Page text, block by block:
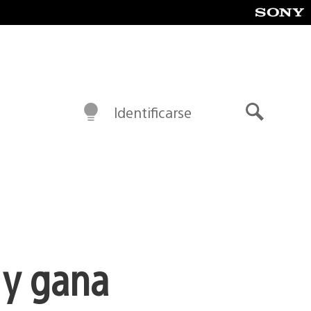
Identificarse
gana